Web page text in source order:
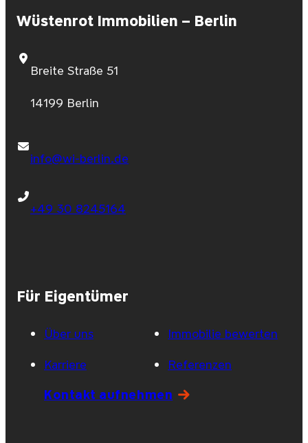
Wüstenrot Immobilien – Berlin
Breite Straße 51
14199 Berlin
info@wi-berlin.de
+49 30 8245164
Für Eigentümer
Über uns
Immobilie bewerten
Karriere
Referenzen
Kontakt aufnehmen